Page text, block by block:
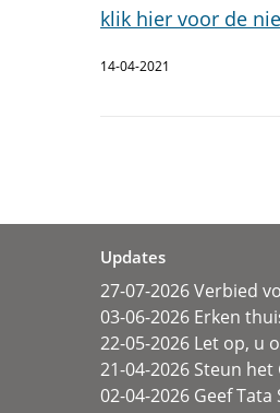
klik hier voor de
14-04-2021
Updates
27-07-2026 Verbied
03-06-2026 Erken
22-05-2026 Let op, u
21-04-2026 Steun
02-04-2026 Geef